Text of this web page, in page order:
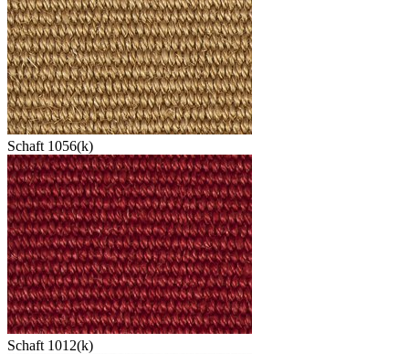
Schaft 1056(k)
Schaft 1012(k)